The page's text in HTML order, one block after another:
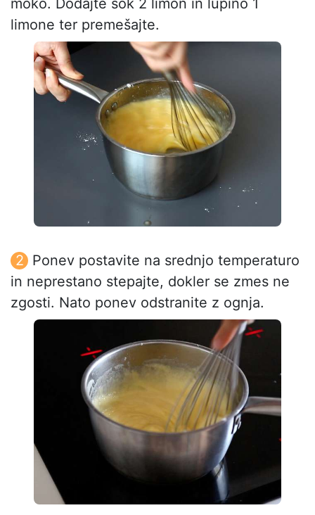
moko. Dodajte sok 2 limon in lupino 1
limone ter premešajte.
Ponev postavite na srednjo temperaturo
in neprestano stepajte, dokler se zmes ne
zgosti. Nato ponev odstranite z ognja.